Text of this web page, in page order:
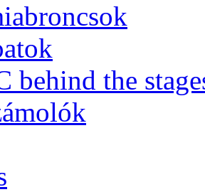
behind the